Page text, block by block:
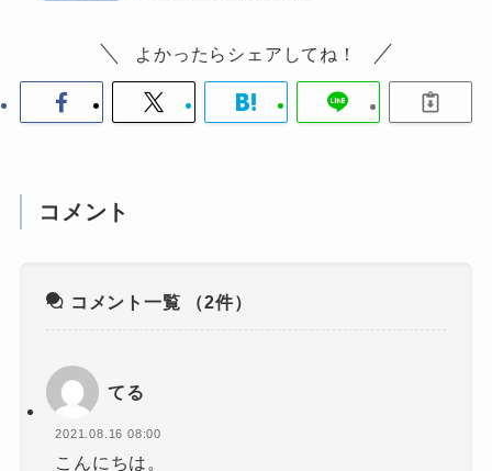
よかったらシェアしてね！
コメント
コメント一覧 （2件）
てる
2021.08.16 08:00
こんにちは。